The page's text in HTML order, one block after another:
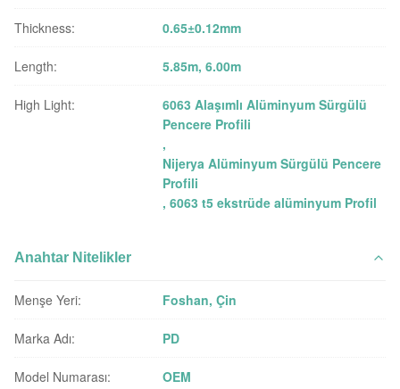
Thickness: 0.65±0.12mm
Length: 5.85m, 6.00m
High Light:
6063 Alaşımlı Alüminyum Sürgülü
Pencere Profili
,
Nijerya Alüminyum Sürgülü Pencere
Profili
,6063 t5 ekstrüde alüminyum Profil
Anahtar Nitelikler
Menşe Yeri: Foshan, Çin
Marka Adı: PD
Model Numarası: OEM